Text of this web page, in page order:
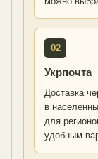
02
Укрпочта
Доставка
в
для
удобным